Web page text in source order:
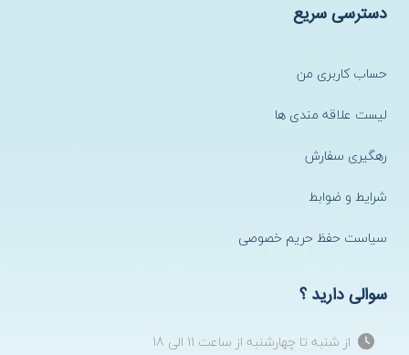
دسترسی سریع
حساب کاربری من
لیست علاقه مندی ها
رهگیری سفارش
شرایط و ضوابط
سیاست حفظ حریم خصوصی
سوالی دارید ؟
از شنبه تا چهارشنبه از ساعت 11 الی 18